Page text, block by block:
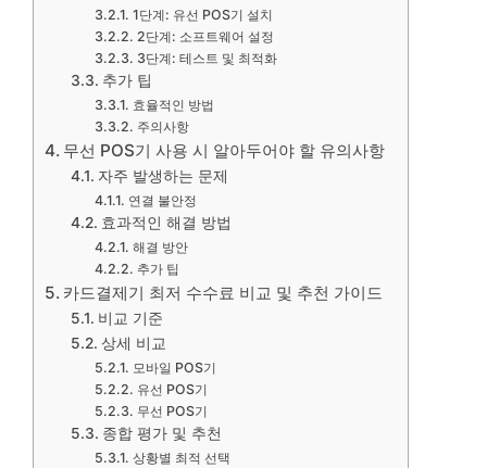
1단계: 유선 POS기 설치
2단계: 소프트웨어 설정
3단계: 테스트 및 최적화
추가 팁
효율적인 방법
주의사항
무선 POS기 사용 시 알아두어야 할 유의사항
자주 발생하는 문제
연결 불안정
효과적인 해결 방법
해결 방안
추가 팁
카드결제기 최저 수수료 비교 및 추천 가이드
비교 기준
상세 비교
모바일 POS기
유선 POS기
무선 POS기
종합 평가 및 추천
상황별 최적 선택